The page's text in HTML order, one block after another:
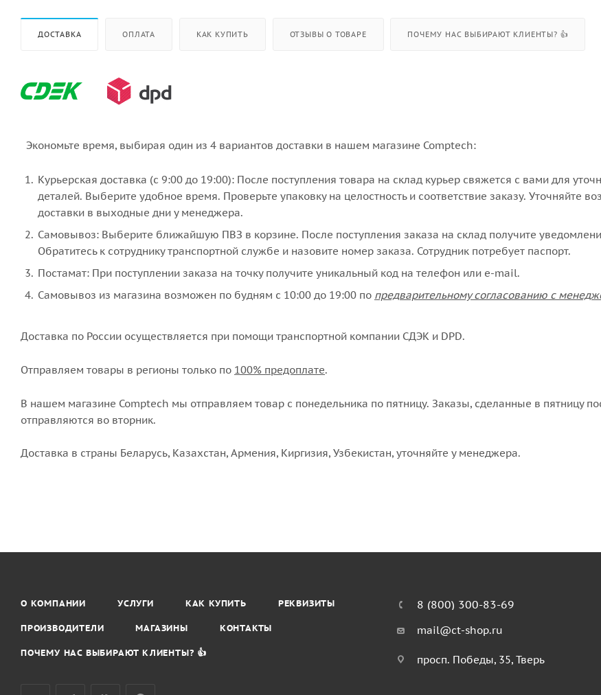
ДОСТАВКА ОПЛАТА КАК КУПИТЬ ОТЗЫВЫ О ТОВАРЕ ПОЧЕМУ НАС ВЫБИРАЮТ КЛИЕНТЫ? 👍
Экономьте время, выбирая один из 4 вариантов доставки в нашем магазине Comptech:
Курьерская доставка (с 9:00 до 19:00): После поступления товара на склад курьер свяжется с вами для
деталей. Выберите удобное время. Проверьте упаковку на целостность и соответствие заказу. Уточняйте
доставки в выходные дни у менеджера.
Самовывоз: Выберите ближайшую ПВЗ в корзине. После поступления заказа на склад получите
Обратитесь к сотруднику транспортной службе и назовите номер заказа. Сотрудник потребует паспорт.
Постамат: При поступлении заказа на точку получите уникальный код на телефон или e-mail.
Самовывоз из магазина возможен по будням с 10:00 до 19:00 по предварительному согласованию с
Доставка по России осуществляется при помощи транспортной компании СДЭК и DPD.
Отправляем товары в регионы только по 100% предоплате.
В нашем магазине Comptech мы отправляем товар с понедельника по пятницу. Заказы, сделанные в пятницу
отправляются во вторник.
Доставка в страны Беларусь, Казахстан, Армения, Киргизия, Узбекистан, уточняйте у менеджера.
О КОМПАНИИ УСЛУГИ КАК КУПИТЬ РЕКВИЗИТЫ
ПРОИЗВОДИТЕЛИ МАГАЗИНЫ КОНТАКТЫ
ПОЧЕМУ НАС ВЫБИРАЮТ КЛИЕНТЫ? 👍
8 (800) 300-83-69
mail@ct-shop.ru
просп. Победы, 35, Тверь